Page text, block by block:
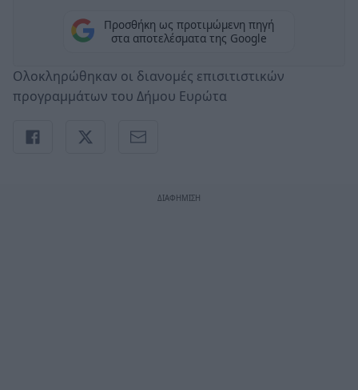
Προσθήκη ως προτιμώμενη πηγή
στα αποτελέσματα της Google
Ολοκληρώθηκαν οι διανομές επισιτιστικών
προγραμμάτων του Δήμου Ευρώτα